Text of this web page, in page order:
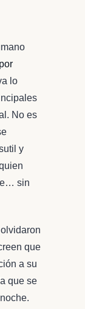
lo
No es
y
sin
que
a su
que se